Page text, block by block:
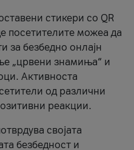
стикери со QR
посетителите можеа да
за безбедно онлајн
„црвени знамиња“ и
Активноста
од различни
реакции.
својата
безбедност и